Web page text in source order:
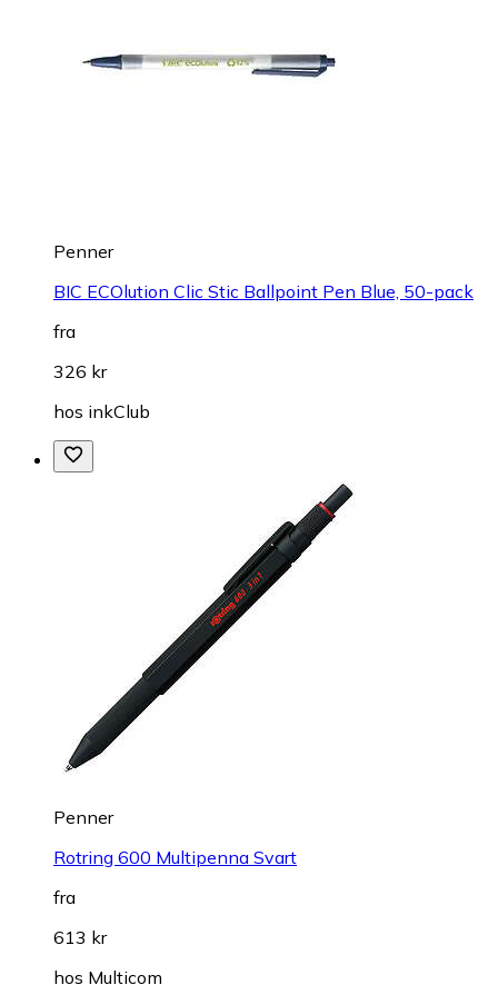
Penner
BIC ECOlution Clic Stic Ballpoint Pen Blue, 50-pack
fra
326 kr
hos inkClub
Penner
Rotring 600 Multipenna Svart
fra
613 kr
hos Multicom